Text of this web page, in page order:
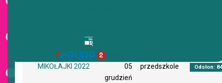
BIP
MIKOŁAJKI 2022
05
grudzień
przedszkole Odsłon: